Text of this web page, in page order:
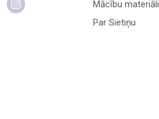
Mācību materiāli
Par Sietiņu